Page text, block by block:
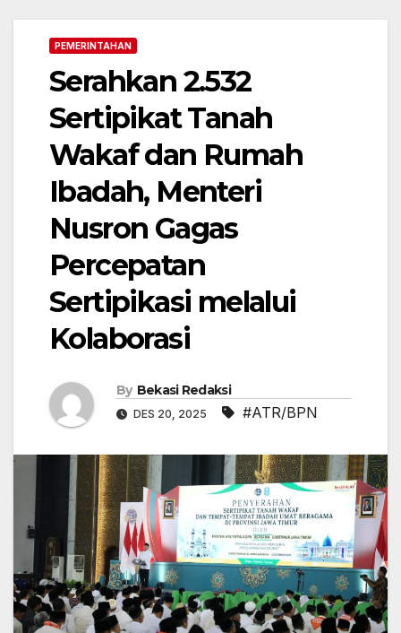
PEMERINTAHAN
Serahkan 2.532
Sertipikat Tanah
Wakaf dan Rumah
Ibadah, Menteri
Nusron Gagas
Percepatan
Sertipikasi melalui
Kolaborasi
By Bekasi Redaksi
DES 20, 2025 #ATR/BPN